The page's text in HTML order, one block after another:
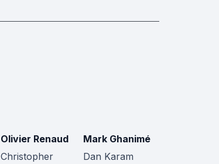
Olivier Renaud
Christopher
Mark Ghanimé
Dan Karam